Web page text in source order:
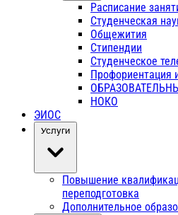
Расписание
Студенческая
Общежития
Стипендии
Студенческое
Профориентация
НОКО
ЭИОС
Услуги
Повышение
переподготовка
Дополнительное